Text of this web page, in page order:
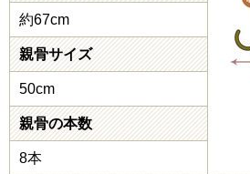
約67cm
親骨サイズ
50cm
親骨の本数
8本